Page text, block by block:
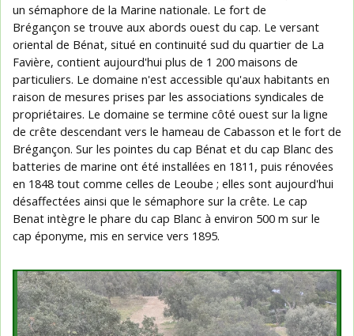
un sémaphore de la Marine nationale. Le fort de
Brégançon se trouve aux abords ouest du cap. Le versant
oriental de Bénat, situé en continuité sud du quartier de La
Favière, contient aujourd'hui plus de 1 200 maisons de
particuliers. Le domaine n'est accessible qu'aux habitants en
raison de mesures prises par les associations syndicales de
propriétaires. Le domaine se termine côté ouest sur la ligne
de crête descendant vers le hameau de Cabasson et le fort de
Brégançon. Sur les pointes du cap Bénat et du cap Blanc des
batteries de marine ont été installées en 1811, puis rénovées
en 1848 tout comme celles de Leoube ; elles sont aujourd'hui
désaffectées ainsi que le sémaphore sur la crête. Le cap
Benat intègre le phare du cap Blanc à environ 500 m sur le
cap éponyme, mis en service vers 1895.